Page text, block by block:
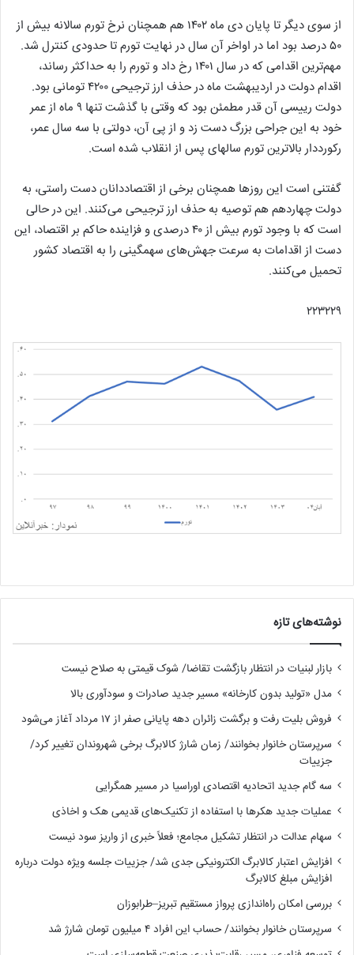
از سوی دیگر تا پایان دی ماه ۱۴۰۲ هم همچنان نرخ تورم سالانه بیش از
۵۰ درصد بود اما در اواخر آن سال در نهایت تورم تا حدودی کنترل شد.
مهم‌ترین اقدامی که در سال ۱۴۰۱ رخ داد و تورم را به حداکثر رساند،
اقدام دولت در اردیبهشت ماه در حذف ارز ترجیحی ۴۲۰۰ تومانی بود.
دولت رییسی آن قدر مطمئن بود که وقتی با گذشت تنها ۹ ماه از عمر
خود به این جراحی بزرگ دست زد و از پی آن، دولتی با سه سال عمر،
رکورددار بالاترین تورم سالهای پس از انقلاب شده است.
گفتنی است این روزها همچنان برخی از اقتصاددانان دست راستی، به
دولت چهاردهم هم توصیه به حذف ارز ترجیحی می‌کنند. این در حالی
است که با وجود تورم بیش از ۴۰ درصدی و فزاینده حاکم بر اقتصاد، این
دست از اقدامات به سرعت جهش‌های سهمگینی را به اقتصاد کشور
تحمیل می‌کنند.
۲۲۳۲۲۹
نوشته‌های تازه
بازار لبنیات در انتظار بازگشت تقاضا/ شوک قیمتی به صلاح نیست
مدل «تولید بدون کارخانه» مسیر جدید صادرات و سودآوری بالا
فروش بلیت رفت و برگشت زائران دهه پایانی صفر از ۱۷ مرداد آغاز می‌شود
سرپرستان خانوار بخوانند/ زمان شارژ کالابرگ برخی شهروندان تغییر کرد/
جزییات
سه گام جدید اتحادیه اقتصادی اوراسیا در مسیر همگرایی
عملیات جدید هکرها با استفاده از تکنیک‌های قدیمی هک و اخاذی
سهام عدالت در انتظار تشکیل مجامع؛ فعلاً خبری از واریز سود نیست
افزایش اعتبار کالابرگ الکترونیکی جدی شد/ جزییات جلسه ویژه دولت درباره
افزایش مبلغ کالابرگ
بررسی امکان راه‌اندازی پرواز مستقیم تبریز–طرابوزان
سرپرستان خانوار بخوانند/ حساب این افراد ۴ میلیون تومان شارژ شد